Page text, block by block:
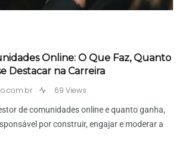
Online: O Que Faz, Quanto
Destacar na Carreira
69 Views
de comunidades online e quanto ganha,
por construir, engajar e moderar a